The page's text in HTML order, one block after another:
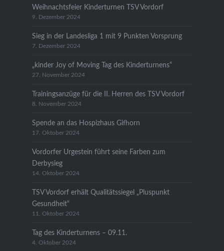
Weihnachtsfeier Kinderturnen TSV Vordorf
9. Dezember 2024
Sieg in der Landesliga 1 mit 9 Punkten Vorsprung
7. Dezember 2024
„kinder Joy of Moving Tag des Kinderturnens“
27. November 2024
Trainingsanzüge für die II. Herren des TSV Vordorf
8. November 2024
Spende an das Hospizhaus Gifhorn
17. Oktober 2024
Vordorfer Urgestein führt seine Farben zum
Derbysieg
14. Oktober 2024
TSV Vordorf erhält Qualitätssiegel „Pluspunkt
Gesundheit“
11. Oktober 2024
Tag des Kinderturnens – 09.11.
4. Oktober 2024